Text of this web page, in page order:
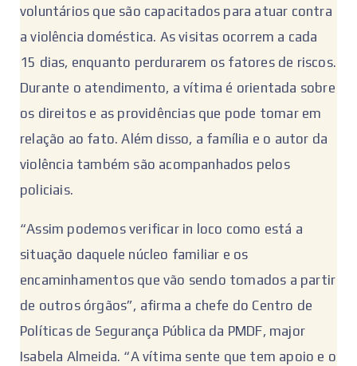
voluntários que são capacitados para atuar contra
a violência doméstica. As visitas ocorrem a cada
15 dias, enquanto perdurarem os fatores de riscos.
Durante o atendimento, a vítima é orientada sobre
os direitos e as providências que pode tomar em
relação ao fato. Além disso, a família e o autor da
violência também são acompanhados pelos
policiais.
“Assim podemos verificar in loco como está a
situação daquele núcleo familiar e os
encaminhamentos que vão sendo tomados a partir
de outros órgãos”, afirma a chefe do Centro de
Políticas de Segurança Pública da PMDF, major
Isabela Almeida. “A vítima sente que tem apoio e o